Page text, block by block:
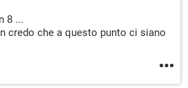
8 ...
credo che a questo punto ci siano